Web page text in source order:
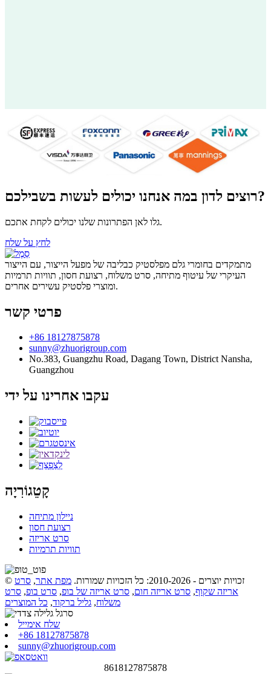
רוצים לדון במה אנחנו יכולים לעשות בשבילכם?
גלו לאן הפתרונות שלנו יכולים לקחת אתכם.
לחץ על שלח
מתמקדים בחומרי גלם מפלסטיק כבליבה של מפעל הייצור, עם הייצור
העיקרי של עיטוף מתיחה, סרט משלוח, רצועת חסון, תוויות תרמיות
ומוצרי פלסטיק עשירים אחרים.
פרטי קשר
+86 18127875878
sunny@zhuorigroup.com
No.383, Guangzhu Road, Dagang Town, District Nansha,
Guangzhou
עקבו אחרינו על ידי
קָטֵגוֹרִיָה
ניילון מתיחה
רצועת חסון
סרט אריזה
תוויות תרמיות
© זכויות יוצרים - 2010-2026: כל הזכויות שמורות. מפת אתר, סרט
אריזה שקוף, סרט אריזה חום, סרט אריזה של בופ, סרט בופ, סרט
משלוח, גליל ברקוד, כל המוצרים
שלח אימייל
+86 18127875878
sunny@zhuorigroup.com
8618127875878